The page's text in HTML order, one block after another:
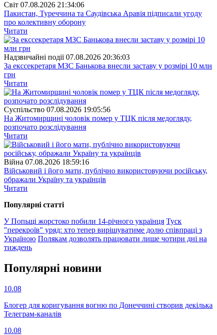
Свiт 07.08.2026 21:34:06
Пакистан, Туреччина та Саудівська Аравія підписали угоду
про колективну оборону
Читати
Надзвичайні події 07.08.2026 20:36:03
За екссекретаря МЗС Банькова внесли заставу у розмірі 10 млн
грн
Читати
Суспiльство 07.08.2026 19:05:56
На Житомирщині чоловік помер у ТЦК після медогляду,
розпочато розслідування
Читати
Війна 07.08.2026 18:59:16
Військовий і його мати, публічно використовуючи російську,
ображали Україну та українців
Читати
Популярнi статтi
У Попьщі жорстоко побили 14-річного українця Туск
"перекроїв" уряд: хто тепер вирішуватиме долю співпраці з
Україною Полякам дозволять працювати лише чотири дні на
тиждень
Популярнi новини
10.08
Блогер для коригування вогню по Донеччині створив декілька
Телеграм-каналів
10.08